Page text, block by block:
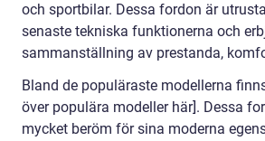
och sportbilar. Dessa fordon är
senaste tekniska funktionerna och
sammanställning av prestanda,
Bland de populäraste modellerna
över populära modeller här]. Dessa
mycket beröm för sina moderna